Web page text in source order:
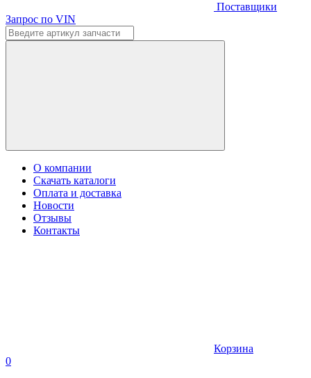
Поставщики
Запрос по VIN
О компании
Скачать каталоги
Оплата и доставка
Новости
Отзывы
Контакты
Корзина
0